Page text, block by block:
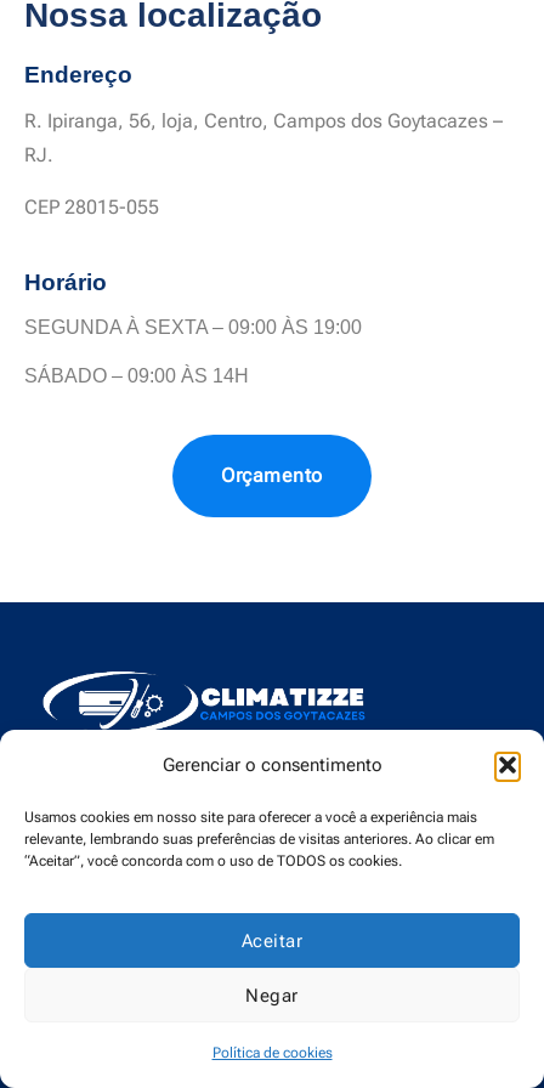
Gerenciar o consentimento
Usamos cookies em nosso site para oferecer a você a experiência mais
relevante, lembrando suas preferências de visitas anteriores. Ao clicar em
“Aceitar”, você concorda com o uso de TODOS os cookies.
Aceitar
Negar
Política de cookies
Nossa localização
Endereço
R. Ipiranga, 56, loja, Centro, Campos dos Goytacazes –
RJ.
CEP 28015-055
Horário
SEGUNDA À SEXTA – 09:00 ÀS 19:00
SÁBADO – 09:00 ÀS 14H
Orçamento
Menu
Contato